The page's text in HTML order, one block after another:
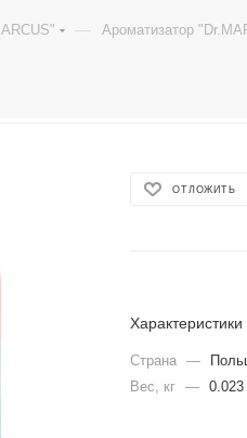
— Ароматизатор
ОТЛОЖИТЬ
Характеристики
Страна —
Вес, кг
— 0.023